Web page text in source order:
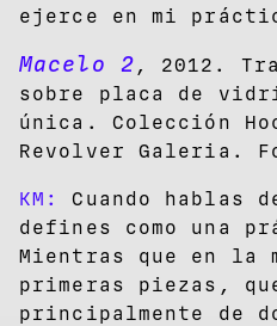
ejerce en mi
Macelo 2 , 2012.
sobre placa de
única. Colección
Revolver Galeria.
KM:
Cuando hablas
defines como una
Mientras que en la
primeras piezas,
principalmente de